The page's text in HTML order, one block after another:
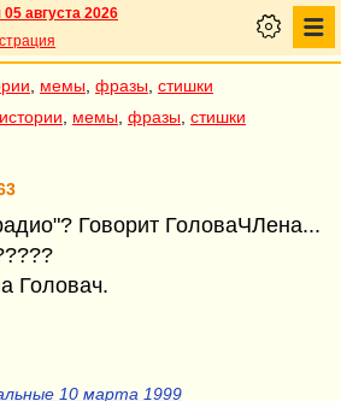
августа 2026
мемы фразы стишки
истории мемы фразы стишки
Говорит ГоловаЧЛена...
Головач.
10 марта 1999